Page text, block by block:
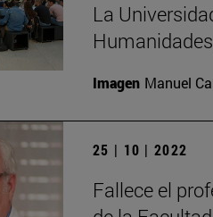
La
Imagen Manuel
25 | 10 | 2022
Fallece el